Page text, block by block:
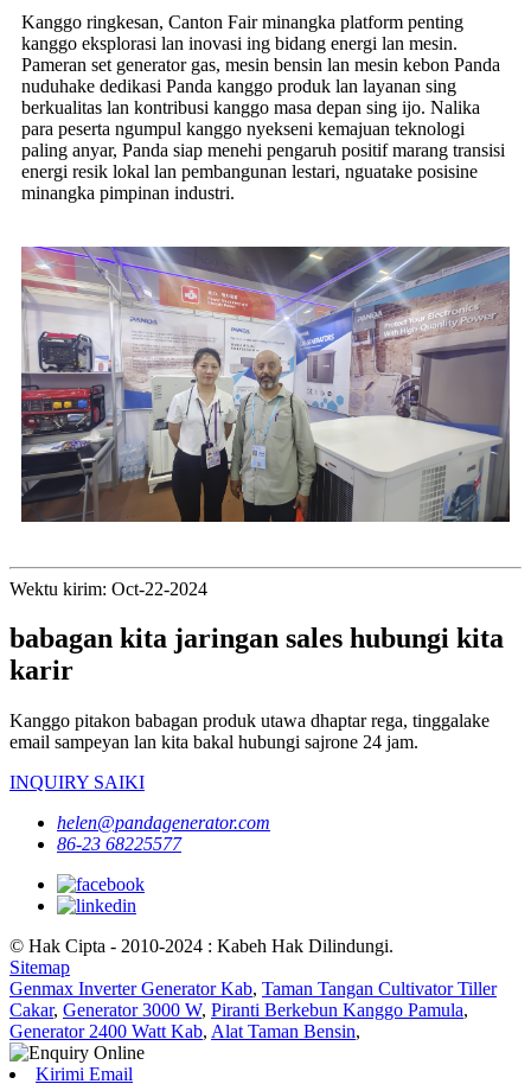
Kanggo ringkesan, Canton Fair minangka platform penting
kanggo eksplorasi lan inovasi ing bidang energi lan mesin.
Pameran set generator gas, mesin bensin lan mesin kebon Panda
nuduhake dedikasi Panda kanggo produk lan layanan sing
berkualitas lan kontribusi kanggo masa depan sing ijo. Nalika
para peserta ngumpul kanggo nyekseni kemajuan teknologi
paling anyar, Panda siap menehi pengaruh positif marang transisi
energi resik lokal lan pembangunan lestari, nguatake posisine
minangka pimpinan industri.
Wektu kirim: Oct-22-2024
babagan kita jaringan sales hubungi kita
karir
Kanggo pitakon babagan produk utawa dhaptar rega, tinggalake
email sampeyan lan kita bakal hubungi sajrone 24 jam.
INQUIRY SAIKI
helen@pandagenerator.com
86-23 68225577
© Hak Cipta - 2010-2024 : Kabeh Hak Dilindungi.
Sitemap
Genmax Inverter Generator Kab, Taman Tangan Cultivator Tiller
Cakar, Generator 3000 W, Piranti Berkebun Kanggo Pamula,
Generator 2400 Watt Kab, Alat Taman Bensin,
Kirimi Email